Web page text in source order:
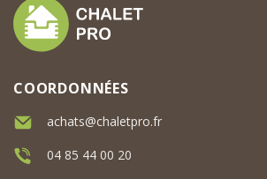
COORDONNÉES
achats@chaletpro.fr
04 85 44 00 20